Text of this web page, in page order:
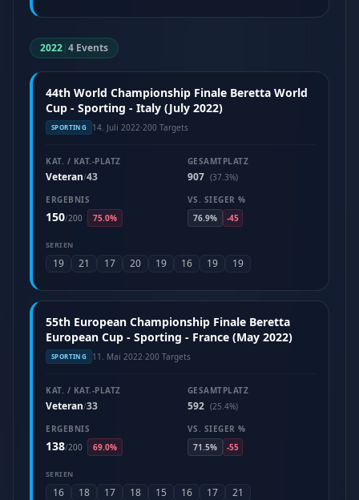
2022|4 Events
44th World Championship Finale Beretta World
Cup - Sporting - Italy (July 2022)
SPORTING 14. Juli 2022·200 Targets
KAT. / KAT.-PLATZ
Veteran/43
GESAMTPLATZ
907 (37.3%)
ERGEBNIS
150/200 75.0%
VS. SIEGER %
76.9%
-45
SERIEN
19 21 17 20 19 16 19 19
55th European Championship Finale Beretta
European Cup - Sporting - France (May 2022)
SPORTING 11. Mai 2022·200 Targets
KAT. / KAT.-PLATZ
Veteran/33
GESAMTPLATZ
592 (25.4%)
ERGEBNIS
138/200 69.0%
VS. SIEGER %
71.5%
-55
SERIEN
16 18 17 18 15 16 17 21